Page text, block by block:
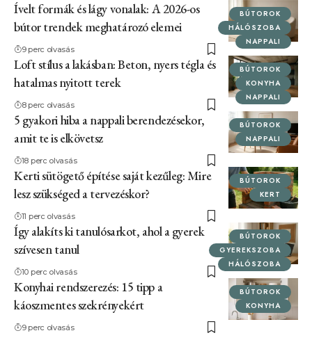
BÚTOROK
HÁLÓSZOBA
NAPPALI
Ívelt formák és lágy vonalak: A 2026-os
bútor trendek meghatározó elemei
9 perc olvasás
BÚTOROK
KONYHA
NAPPALI
Loft stílus a lakásban: Beton, nyers tégla és
hatalmas nyitott terek
8 perc olvasás
BÚTOROK
NAPPALI
5 gyakori hiba a nappali berendezésekor,
amit te is elkövetsz
18 perc olvasás
BÚTOROK
KERT
Kerti sütögető építése saját kezűleg: Mire
lesz szükséged a tervezéskor?
11 perc olvasás
BÚTOROK
GYEREKSZOBA
HÁLÓSZOBA
Így alakíts ki tanulósarkot, ahol a gyerek
szívesen tanul
10 perc olvasás
BÚTOROK
KONYHA
Konyhai rendszerezés: 15 tipp a
káoszmentes szekrényekért
9 perc olvasás